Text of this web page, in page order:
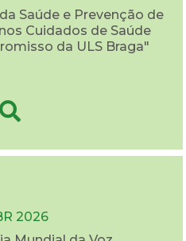
Saúde e Prevenção de
Cuidados de Saúde
da ULS Braga"
2026